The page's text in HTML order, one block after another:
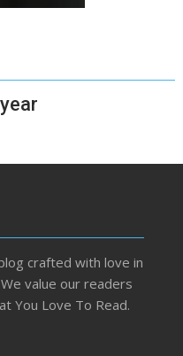
crafted with love in
We value our readers
You Love To Read.